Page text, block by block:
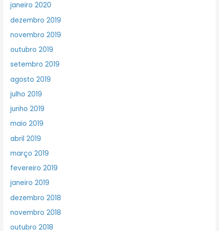
janeiro 2020
dezembro 2019
novembro 2019
outubro 2019
setembro 2019
agosto 2019
julho 2019
junho 2019
maio 2019
abril 2019
março 2019
fevereiro 2019
janeiro 2019
dezembro 2018
novembro 2018
outubro 2018